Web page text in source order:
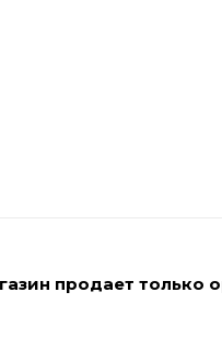
продает только